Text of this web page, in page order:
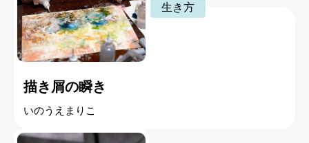
生き方
描き屑の瞬き
いのうえまりこ